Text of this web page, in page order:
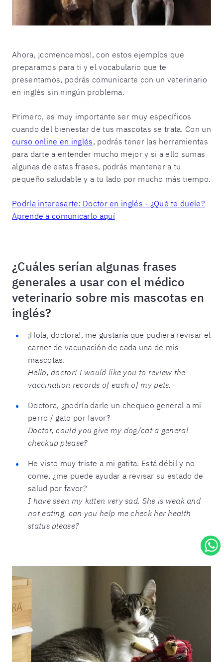
Ahora, ¡comencemos!, con estos ejemplos que
preparamos para ti y el vocabulario que te
presentamos, podrás comunicarte con un veterinario
en inglés sin ningún problema.
Primero, es muy importante ser muy específicos
cuando del bienestar de tus mascotas se trata. Con un
curso online en inglés, podrás tener las herramientas
para darte a entender mucho mejor y si a ello sumas
algunas de estas frases, podrás mantener a tu
pequeño saludable y a tu lado por mucho más tiempo.
Podría interesarte: Doctor en inglés - ¿Qué te duele?
Aprende a comunicarlo aquí
¿Cuáles serían algunas frases
generales a usar con el médico
veterinario sobre mis mascotas en
inglés?
¡Hola, doctora!, me gustaría que pudiera revisar el
carnet de vacunación de cada una de mis
mascotas.
Hello, doctor! I would like you to review the
vaccination records of each of my pets.
Doctora, ¿podría darle un chequeo general a mi
perro / gato por favor?
Doctor, could you give my dog/cat a general
checkup please?
He visto muy triste a mi gatita. Está débil y no
come, ¿me puede ayudar a revisar su estado de
salud por favor?
I have seen my kitten very sad. She is weak and
not eating, can you help me check her health
status please?